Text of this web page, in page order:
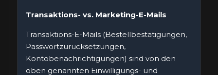
Transaktions- vs. Marketing-E-Mails
Transaktions-E-Mails (Bestellbestätigungen,
Passwortzurücksetzungen,
Kontobenachrichtigungen) sind von den
oben genannten Einwilligungs- und